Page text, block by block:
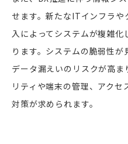
せます。新たなITインフラ
入によってシステムが複雑
ります。システムの脆弱性
データ漏えいのリスクが高
リティや端末の管理、アク
対策が求められます。